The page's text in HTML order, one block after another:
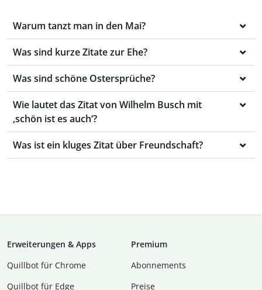
Warum tanzt man in den Mai?
Was sind kurze Zitate zur Ehe?
Was sind schöne Ostersprüche?
Wie lautet das Zitat von Wilhelm Busch mit
‚schön ist es auch‘?
Was ist ein kluges Zitat über Freundschaft?
Erweiterungen & Apps
Quillbot für Chrome
Quillbot für Edge
Premium
Abon­ne­ments
Preise